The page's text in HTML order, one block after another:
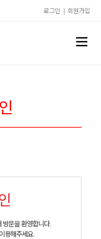
로그인 | 회원가입
문을 환영합니다.
용해주세요.